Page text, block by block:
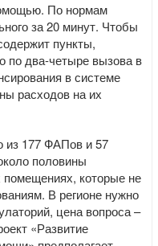
По нормам
за 20 минут. Чтобы
пункты,
по два-четыре вызова в
в системе
расходов на их
из 177 ФАПов и 57
половины
которые не
В регионе нужно
цена вопроса –
«Развитие